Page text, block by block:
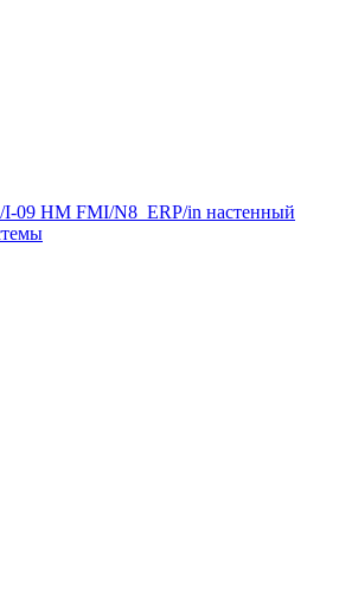
09 HM FMI/N8_ERP/in настенный